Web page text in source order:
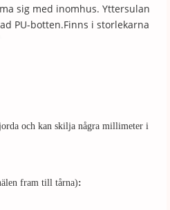
sig med inomhus. Yttersulan
PU-botten.Finns i storlekarna
och kan skilja några millimeter i
fram till tårna):